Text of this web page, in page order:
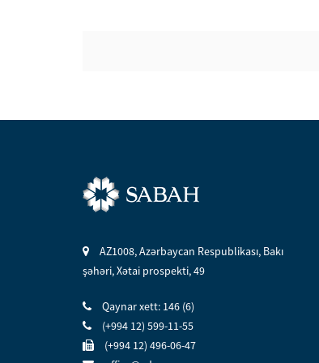
AZ1008, Azərbaycan Respublikası, Bakı
şəhəri, Xətai prospekti, 49
Qaynar xett: 146 (6)
(+994 12) 599-11-55
(+994 12) 496-06-47